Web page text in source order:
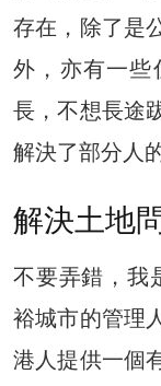
存在，除了是
外，亦有一些
長，不想長途
解決了部分人
解決土地
不要弄錯，我
裕城市的管理
港人提供一個